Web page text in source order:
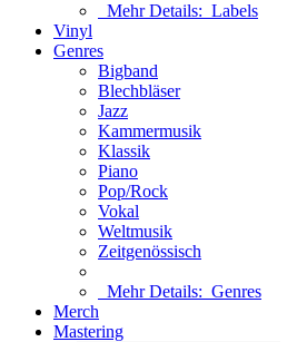
Mehr Details: Labels
Vinyl
Genres
Bigband
Blechbläser
Jazz
Kammermusik
Klassik
Piano
Pop/Rock
Vokal
Weltmusik
Zeitgenössisch
Mehr Details: Genres
Merch
Mastering